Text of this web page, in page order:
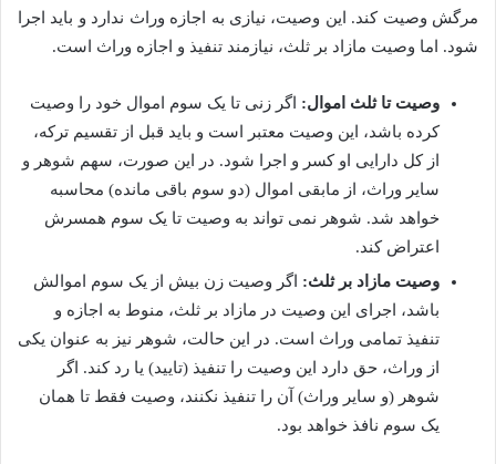
مرگش وصیت کند. این وصیت، نیازی به اجازه وراث ندارد و باید اجرا
شود. اما وصیت مازاد بر ثلث، نیازمند تنفیذ و اجازه وراث است.
وصیت تا ثلث اموال: اگر زنی تا یک سوم اموال خود را وصیت
کرده باشد، این وصیت معتبر است و باید قبل از تقسیم ترکه،
از کل دارایی او کسر و اجرا شود. در این صورت، سهم شوهر و
سایر وراث، از مابقی اموال (دو سوم باقی مانده) محاسبه
خواهد شد. شوهر نمی تواند به وصیت تا یک سوم همسرش
اعتراض کند.
وصیت مازاد بر ثلث: اگر وصیت زن بیش از یک سوم اموالش
باشد، اجرای این وصیت در مازاد بر ثلث، منوط به اجازه و
تنفیذ تمامی وراث است. در این حالت، شوهر نیز به عنوان یکی
از وراث، حق دارد این وصیت را تنفیذ (تایید) یا رد کند. اگر
شوهر (و سایر وراث) آن را تنفیذ نکنند، وصیت فقط تا همان
یک سوم نافذ خواهد بود.